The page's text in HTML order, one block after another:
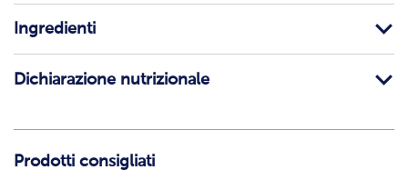
Ingredienti
Dichiarazione nutrizionale
Prodotti consigliati